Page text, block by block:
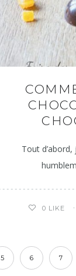
Tout
0 LIKE
5 6 7